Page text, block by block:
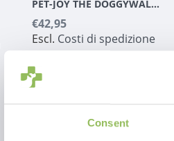
Consent
PET-JOY THE DOGGYWALKER COLLARE TAN GREEN
€42,95
Escl. Costi di spedizione